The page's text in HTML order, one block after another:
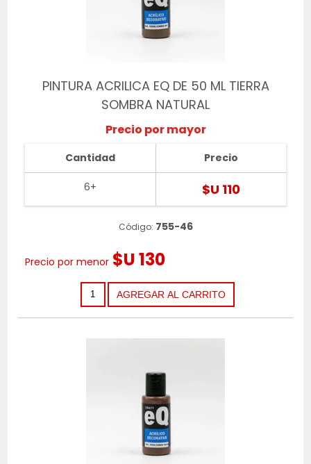
PINTURA ACRILICA EQ DE 50 ML TIERRA
SOMBRA NATURAL
Precio por mayor
Cantidad
6+
Precio
$U 110
Código: 755-46
Precio por menor $U 130